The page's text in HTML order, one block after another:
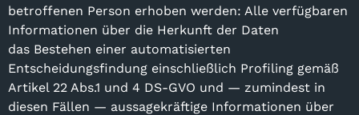
betroffenen Person erhoben werden: Alle verfügbaren
Informationen über die Herkunft der Daten
das Bestehen einer automatisierten
Entscheidungsfindung einschließlich Profiling gemäß
Artikel 22 Abs.1 und 4 DS-GVO und — zumindest in
diesen Fällen — aussagekräftige Informationen über